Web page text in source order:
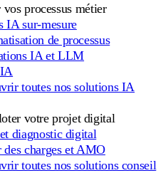
processus métier
IA sur-mesure
de processus
IA et LLM
toutes nos solutions IA
votre projet digital
diagnostic digital
des charges et AMO
toutes nos solutions conseil